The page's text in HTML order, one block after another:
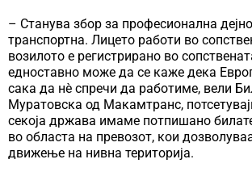
– Станува збор за професионална
транспортна. Лицето работи во
возилото е регистрирано во
едноставно може да се каже дека
сака да нè спречи да работиме, вели
Муратовска од Макамтранс,
секоја држава имаме потпишано
во областа на превозот, кои
движење на нивна територија.